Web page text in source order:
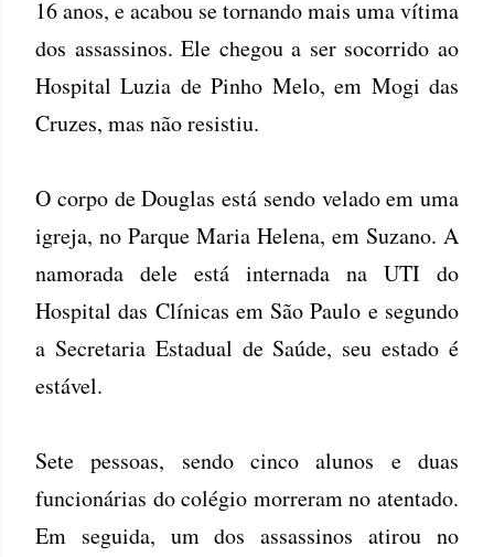
16 anos, e acabou se tornando mais uma vítima
dos assassinos. Ele chegou a ser socorrido ao
Hospital Luzia de Pinho Melo, em Mogi das
Cruzes, mas não resistiu.
O corpo de Douglas está sendo velado em uma
igreja, no Parque Maria Helena, em Suzano. A
namorada dele está internada na UTI do
Hospital das Clínicas em São Paulo e segundo
a Secretaria Estadual de Saúde, seu estado é
estável.
Sete pessoas, sendo cinco alunos e duas
funcionárias do colégio morreram no atentado.
Em seguida, um dos assassinos atirou no